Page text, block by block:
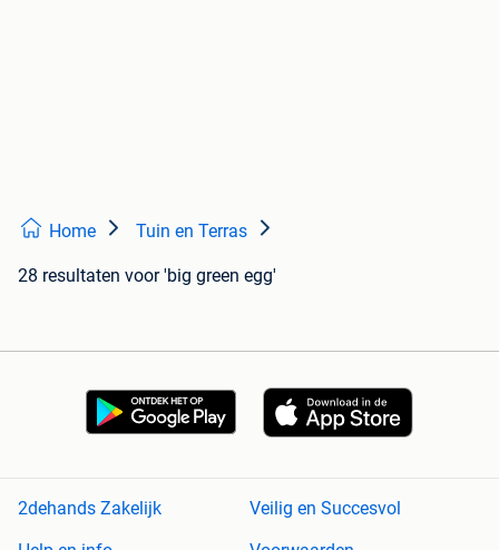
Home Tuin en Terras
28 resultaten voor 'big green egg'
2dehands Zakelijk
Veilig en Succesvol